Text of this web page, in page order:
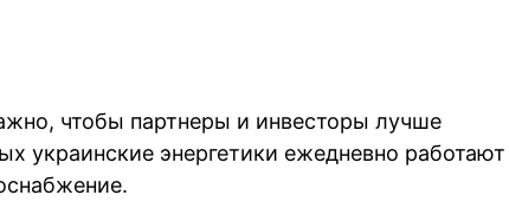
чтобы партнеры и инвесторы лучше
украинские энергетики ежедневно работают